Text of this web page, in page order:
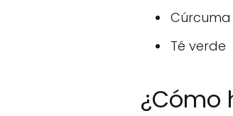
Cúrcuma
Té verde
¿Cómo